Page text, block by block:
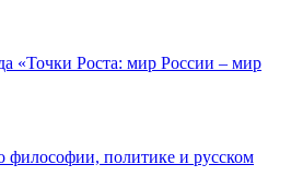
«Точки Роста: мир России – мир
философии, политике и русском